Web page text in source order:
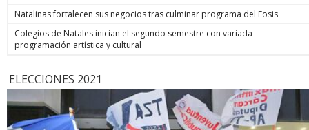
Natalinas fortalecen sus negocios tras culminar programa del Fosis
Colegios de Natales inician el segundo semestre con variada
programación artística y cultural
ELECCIONES 2021